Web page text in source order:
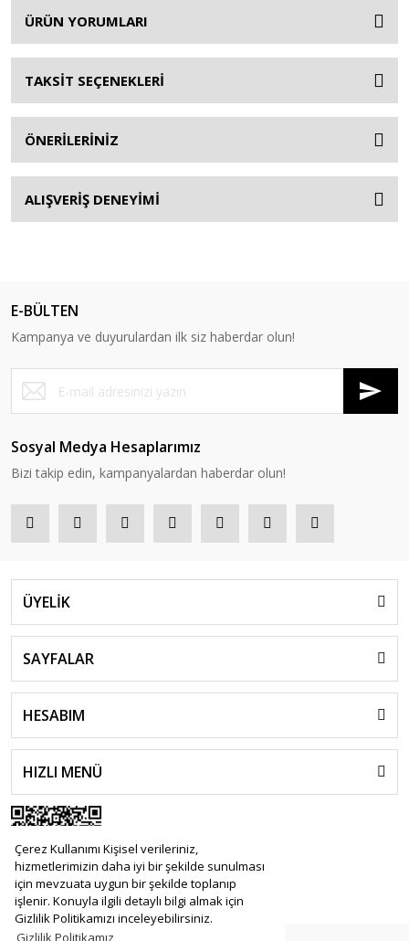
Çerez Kullanımı Kişisel verileriniz,
hizmetlerimizin daha iyi bir şekilde sunulması
için mevzuata uygun bir şekilde toplanıp
işlenir. Konuyla ilgili detaylı bilgi almak için
Gizlilik Politikamızı inceleyebilirsiniz.
ÜRÜN YORUMLARI
TAKSİT SEÇENEKLERİ
ÖNERİLERİNİZ
ALIŞVERİŞ DENEYİMİ
E-BÜLTEN
Kampanya ve duyurulardan ilk siz haberdar olun!
Sosyal Medya Hesaplarımız
Bizi takip edin, kampanyalardan haberdar olun!
ÜYELİK
SAYFALAR
HESABIM
HIZLI MENÜ